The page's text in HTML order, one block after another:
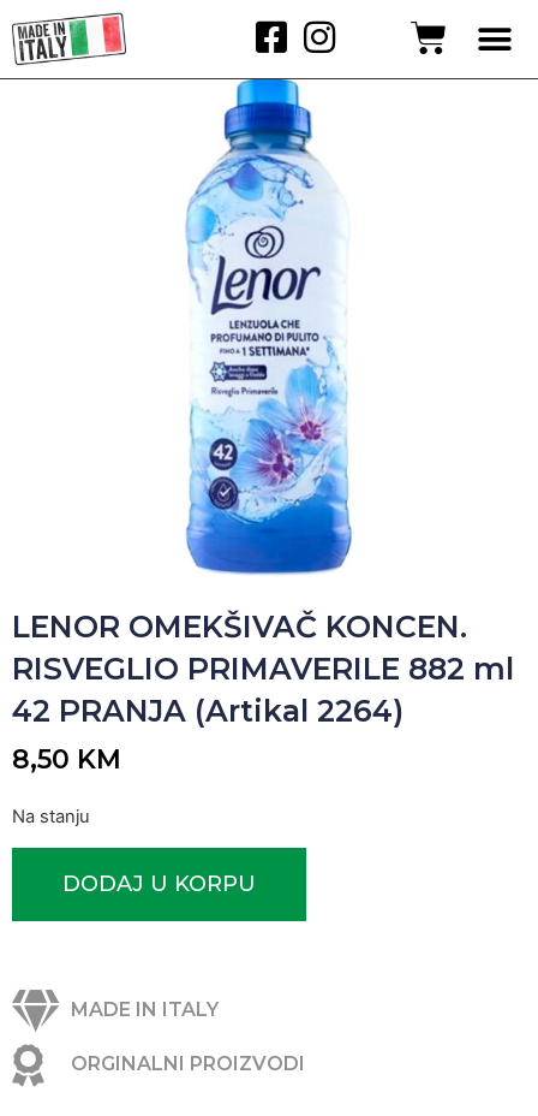
LENOR OMEKŠIVAČ KONCEN.
RISVEGLIO PRIMAVERILE 882 ml
42 PRANJA (Artikal 2264)
8,50 KM
Na stanju
DODAJ U KORPU
MADE IN ITALY
ORGINALNI PROIZVODI